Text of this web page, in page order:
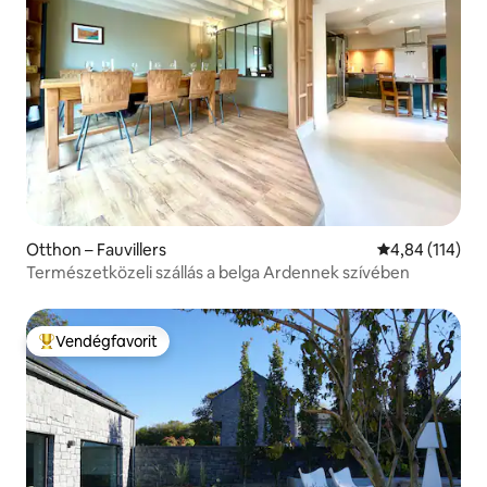
Otthon – Fauvillers Átlagos
4,84 (114)
Természetközeli szállás a belga Ardennek szívében
Kiemelt vendégfavorit
Vendégfavorit